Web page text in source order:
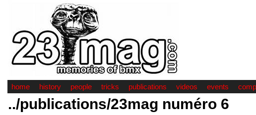
home history people tricks publications videos events
../publications/23mag numéro 6